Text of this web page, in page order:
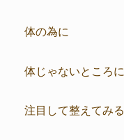
体の為に
体じゃないところに
注目して整えてみる